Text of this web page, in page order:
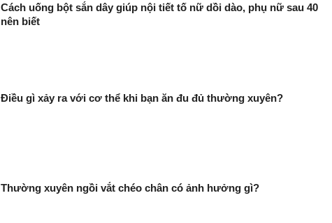
Cách uống bột sắn dây giúp nội tiết tố nữ dồi dào, phụ nữ sau 40
nên biết
Điều gì xảy ra với cơ thể khi bạn ăn đu đủ thường xuyên?
Thường xuyên ngồi vắt chéo chân có ảnh hưởng gì?